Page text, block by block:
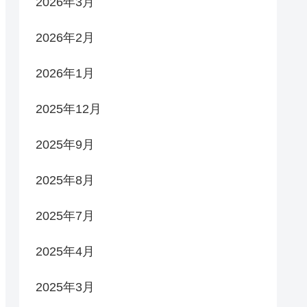
2026年2月
2026年1月
2025年12月
2025年9月
2025年8月
2025年7月
2025年4月
2025年3月